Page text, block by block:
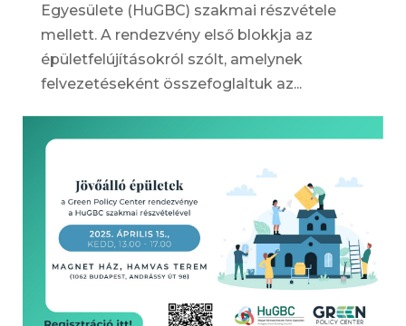
Egyesülete (HuGBC) szakmai részvétele
mellett. A rendezvény első blokkja az
épületfelújításokról szólt, amelynek
felvezetéseként összefoglaltuk az...